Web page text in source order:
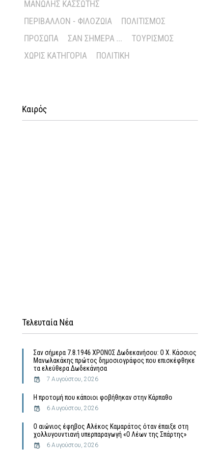
ΜΑΝΏΛΗΣ ΚΑΣΣΏΤΗΣ
ΠΕΡΙΒΆΛΛΟΝ - ΦΙΛΟΖΩΊΑ
ΠΟΛΙΤΙΣΜΌΣ
ΠΡΌΣΩΠΑ
ΣΑΝ ΣΉΜΕΡΑ ...
ΤΟΥΡΙΣΜΌΣ
ΧΩΡΊΣ ΚΑΤΗΓΟΡΊΑ
ΠΟΛΙΤΙΚΉ
Καιρός
Τελευταία Νέα
Σαν σήμερα 7.8.1946 ΧΡΟΝΟΣ Δωδεκανήσου: Ο Χ. Κάσσιος
Μανωλακάκης πρώτος δημοσιογράφος που επισκέφθηκε
τα ελεύθερα Δωδεκάνησα
7 Αυγούστου, 2026
Η προτομή που κάποιοι φοβήθηκαν στην Κάρπαθο
6 Αυγούστου, 2026
Ο αιώνιος έφηβος Αλέκος Καμαράτος όταν έπαιξε στη
χολλυγουντιανή υπερπαραγωγή «Ο Λέων της Σπάρτης»
6 Αυγούστου, 2026